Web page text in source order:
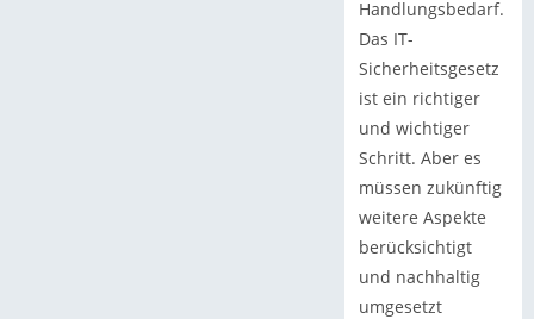
Handlungsbedarf.
Das IT-
Sicherheitsgesetz
ist ein richtiger
und wichtiger
Schritt. Aber es
müssen zukünftig
weitere Aspekte
berücksichtigt
und nachhaltig
umgesetzt